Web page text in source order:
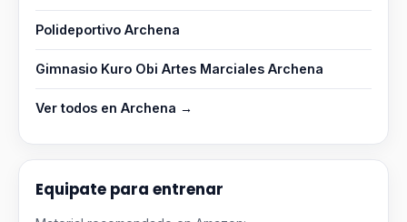
Polideportivo Archena
Gimnasio Kuro Obi Artes Marciales Archena
Ver todos en Archena →
Equipate para entrenar